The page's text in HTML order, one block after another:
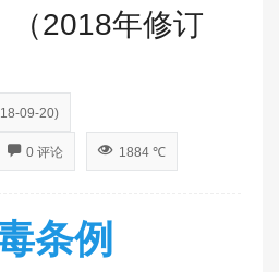
（2018年修订
09-20)
0 评论 1884 ℃
条例